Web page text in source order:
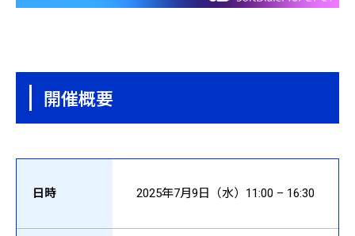
開催概要
日時 2025年7月9日（水）11:00 – 16:30